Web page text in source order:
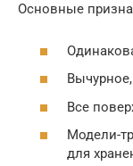
Основные
Все
Модели-
для